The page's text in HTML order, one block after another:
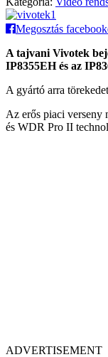
Megosztás
A tajvani Vivotek
IP8355EH és az
A gyártó arra
Az erős piaci verseny
és WDR Pro II
ADVERTISEMENT